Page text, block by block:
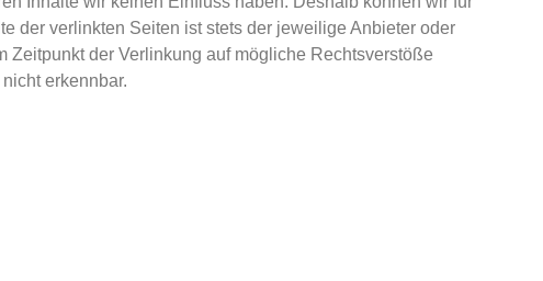
der verlinkten Seiten ist stets der jeweilige Anbieter oder
der Verlinkung auf mögliche Rechtsverstöße
erkennbar.